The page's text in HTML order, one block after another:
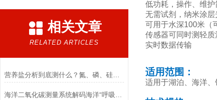
相关文章
RELATED ARTICLES
营养盐分析到底测什么？氮、磷、硅一次讲清，水质监测入门必看！
低功耗，操作、维护
无需试剂，纳米涂
可用于水深100米（
传感器可同时测轻
实时数据传输
适用范围：
适用于湖泊、海洋